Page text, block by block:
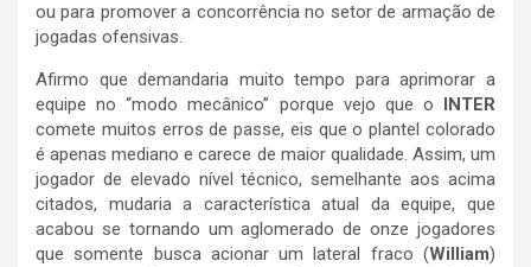
ou para promover a concorrência no setor de armação de
jogadas ofensivas.
Afirmo que demandaria muito tempo para aprimorar a
equipe no “modo mecânico” porque vejo que o INTER
comete muitos erros de passe, eis que o plantel colorado
é apenas mediano e carece de maior qualidade. Assim, um
jogador de elevado nível técnico, semelhante aos acima
citados, mudaria a característica atual da equipe, que
acabou se tornando um aglomerado de onze jogadores
que somente busca acionar um lateral fraco (William)